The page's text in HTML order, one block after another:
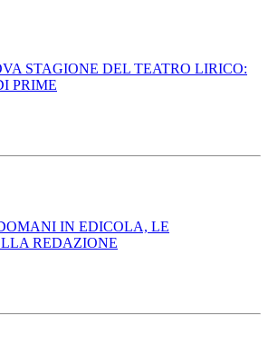
STAGIONE DEL TEATRO LIRICO:
PRIME
IN EDICOLA, LE
REDAZIONE